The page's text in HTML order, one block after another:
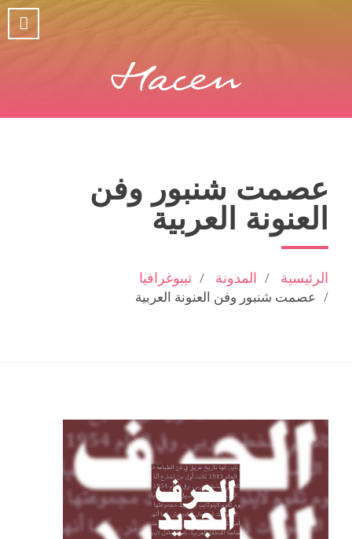
عصمت شنبور وفن
العنونة العربية
الرئيسية المدونة
تيبوغرافيا
عصمت شنبور وفن العنونة العربية